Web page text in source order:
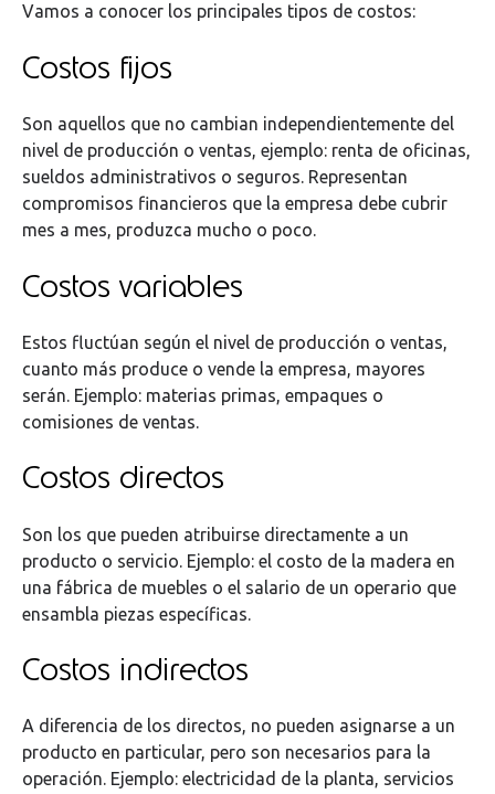
Vamos a conocer los principales tipos de costos:
Costos fijos
Son aquellos que no cambian independientemente del
nivel de producción o ventas, ejemplo: renta de oficinas,
sueldos administrativos o seguros. Representan
compromisos financieros que la empresa debe cubrir
mes a mes, produzca mucho o poco.
Costos variables
Estos fluctúan según el nivel de producción o ventas,
cuanto más produce o vende la empresa, mayores
serán. Ejemplo: materias primas, empaques o
comisiones de ventas.
Costos directos
Son los que pueden atribuirse directamente a un
producto o servicio. Ejemplo: el costo de la madera en
una fábrica de muebles o el salario de un operario que
ensambla piezas específicas.
Costos indirectos
A diferencia de los directos, no pueden asignarse a un
producto en particular, pero son necesarios para la
operación. Ejemplo: electricidad de la planta, servicios